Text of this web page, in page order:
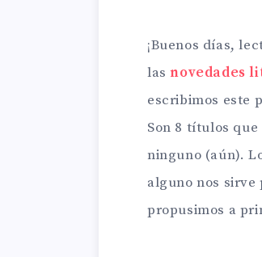
¡Buenos días,
lasnovedades
escribimos este
Son 8 títulos
ninguno (aún).
alguno nos sirve
propusimos a